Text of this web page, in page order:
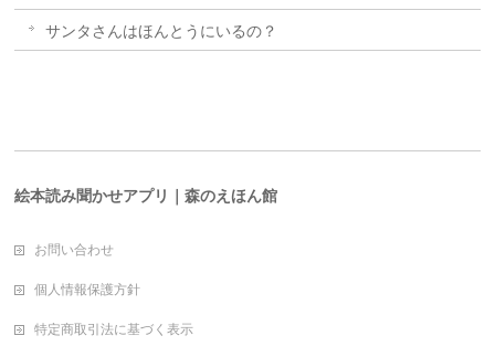
サンタさんはほんとうにいるの？
絵本読み聞かせアプリ｜森のえほん館
お問い合わせ
個人情報保護方針
特定商取引法に基づく表示